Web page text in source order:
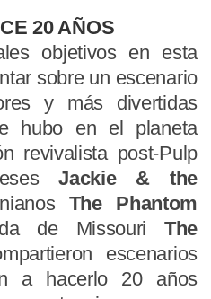
20 AÑOS
objetivos en esta
sobre un escenario
y más divertidas
hubo en el planeta
revivalista post-Pulp
Jackie & the
The Phantom
de Missouri The
escenarios
a hacerlo 20 años